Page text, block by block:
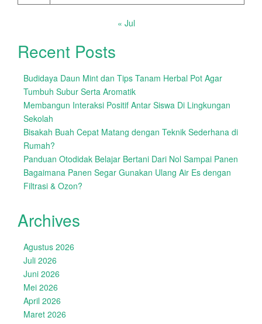
« Jul
Recent Posts
Budidaya Daun Mint dan Tips Tanam Herbal Pot Agar
Tumbuh Subur Serta Aromatik
Membangun Interaksi Positif Antar Siswa Di Lingkungan
Sekolah
Bisakah Buah Cepat Matang dengan Teknik Sederhana di
Rumah?
Panduan Otodidak Belajar Bertani Dari Nol Sampai Panen
Bagaimana Panen Segar Gunakan Ulang Air Es dengan
Filtrasi & Ozon?
Archives
Agustus 2026
Juli 2026
Juni 2026
Mei 2026
April 2026
Maret 2026